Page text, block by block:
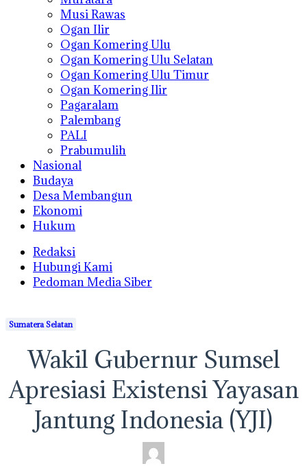
Musi Rawas
Ogan Ilir
Ogan Komering Ulu
Ogan Komering Ulu Selatan
Ogan Komering Ulu Timur
Ogan Komering Ilir
Pagaralam
Palembang
PALI
Prabumulih
Nasional
Budaya
Desa Membangun
Ekonomi
Hukum
Redaksi
Hubungi Kami
Pedoman Media Siber
Sumatera Selatan
Wakil Gubernur Sumsel
Apresiasi Existensi Yayasan
Jantung Indonesia (YJI)